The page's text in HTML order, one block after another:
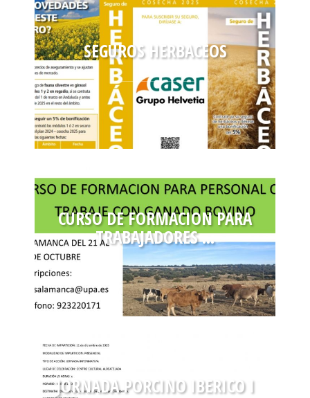
SEGUROS HERBACEOS
CURSO DE FORMACION PARA
TRABAJADORES ...
JORNADA PORCINO IBERICO I